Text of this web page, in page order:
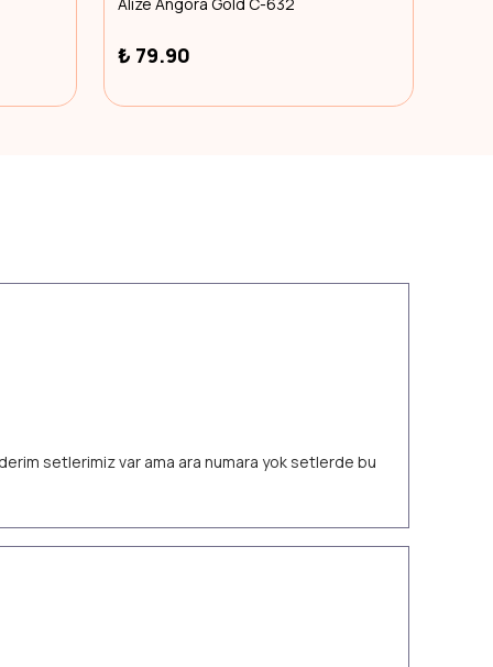
₺ 79.90
setlerimiz var ama ara numara yok setlerde bu